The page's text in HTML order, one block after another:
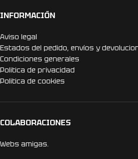
INFORMACIÓN
Aviso legal
Estados del pedido, envíos y
Condiciones generales
Politica de privacidad
Politica de cookies
COLABORACIONES
Webs amigas.